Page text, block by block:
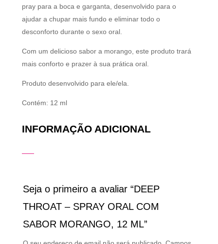
pray para a boca e garganta, desenvolvido para o
ajudar a chupar mais fundo e eliminar todo o
desconforto durante o sexo oral.
Com um delicioso sabor a morango, este produto trará
mais conforto e prazer à sua prática oral.
Produto desenvolvido para ele/ela.
Contém: 12 ml
INFORMAÇÃO ADICIONAL
Seja o primeiro a avaliar “DEEP
THROAT – SPRAY ORAL COM
SABOR MORANGO, 12 ML”